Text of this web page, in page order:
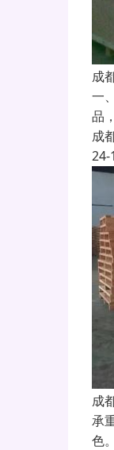
成
一
品
成
24-
成
承
色